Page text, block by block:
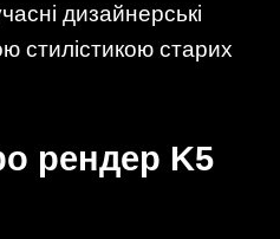
дизайнерські
стилістикою старих
рендер K5